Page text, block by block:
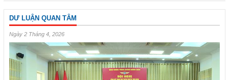
DƯ LUẬN QUAN TÂM
Ngày 2 Tháng 4, 2026